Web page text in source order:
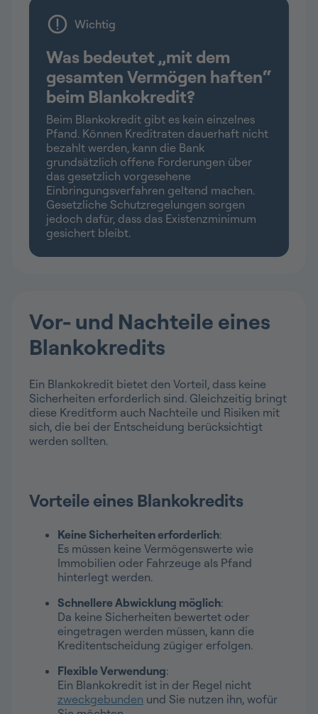
Wichtig
Was bedeutet „mit dem
gesamten Vermögen haften“
beim Blankokredit?
Beim Blankokredit gibt es kein einzelnes
Pfand. Können Kreditraten dauerhaft nicht
bezahlt werden, kann die Bank
grundsätzlich offene Forderungen über
das gesetzlich vorgesehene
Einbringungsverfahren geltend machen.
Gesetzliche Schutzregelungen sorgen
jedoch dafür, dass das Existenzminimum
gesichert bleibt.
Vor- und Nachteile eines
Blankokredits
Ein Blankokredit bietet den Vorteil, dass keine
Sicherheiten erforderlich sind. Gleichzeitig bringt
diese Kreditform auch Nachteile und Risiken mit
sich, die bei der Entscheidung berücksichtigt
werden sollten.
Vorteile eines Blankokredits
Keine Sicherheiten erforderlich:
Es müssen keine Vermögenswerte wie
Immobilien oder Fahrzeuge als Pfand
hinterlegt werden.
Schnellere Abwicklung möglich:
Da keine Sicherheiten bewertet oder
eingetragen werden müssen, kann die
Kreditentscheidung zügiger erfolgen.
Flexible Verwendung:
Ein Blankokredit ist in der Regel nicht
zweckgebunden und Sie nutzen ihn, wofür